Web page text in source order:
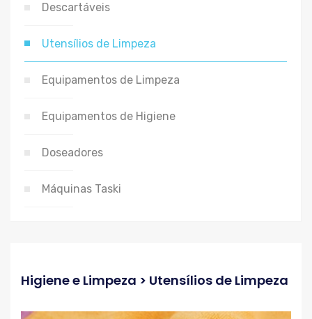
Descartáveis
Utensílios de Limpeza
Equipamentos de Limpeza
Equipamentos de Higiene
Doseadores
Máquinas Taski
Higiene e Limpeza > Utensílios de Limpeza